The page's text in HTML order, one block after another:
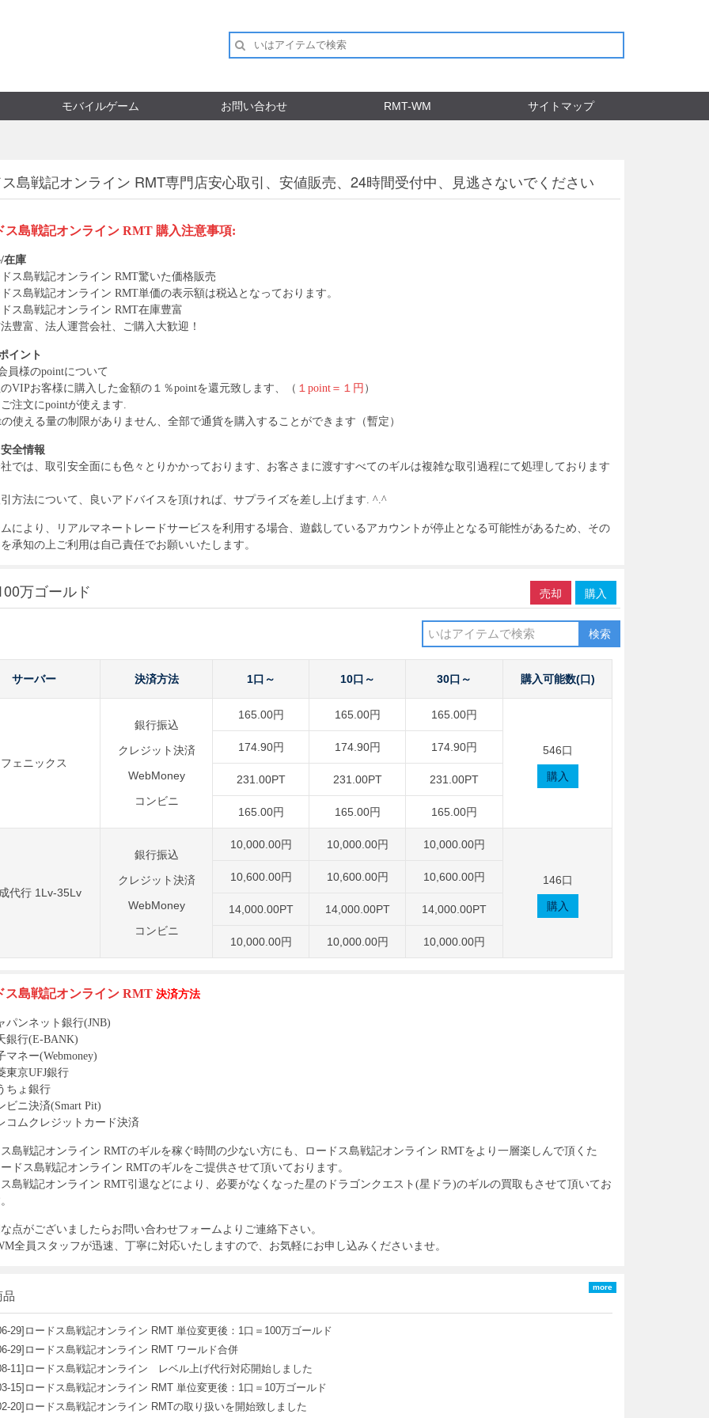
モバイルゲーム お問い合わせ RMT-WM サイトマップ
ス島戦記オンライン RMT専門店安心取引、安値販売、24時間受付中、見逃さないでください
ス島戦記オンライン RMT 購入注意事項:
庫
ス島戦記オンライン RMT驚いた価格販売
ス島戦記オンライン RMT単価の表示額は税込となっております。
ス島戦記オンライン RMT在庫豊富
豊富、法人運営会社、ご購入大歓迎！
イント
員様のpointについて
のVIPお客様に購入した金額の１％pointを還元致します、（ １point＝１円 ）
注文にpointが使えます.
の使える量の制限がありません、全部で通貨を購入することができます（暫定）
全情報
では、取引安全面にも色々とりかかっております、お客さまに渡すすべてのギルは複雑な取引過程にて処理しております
方法について、良いアドバイスを頂ければ、サプライズを差し上げます. ^.^
により、リアルマネートレードサービスを利用する場合、遊戯しているアカウントが停止となる可能性があるため、その
承知の上ご利用は自己責任でお願いいたします。
万ゴールド 購入
売却
検索
サーバー 決済方法 1口～ 10口～ 30口～ 購入可能数(口)
フェニックス
銀行振込
クレジット決済
WebMoney
コンビニ
165.00円 165.00円 165.00円
546口
購入
174.90円 174.90円 174.90円
231.00PT 231.00PT 231.00PT
165.00円 165.00円 165.00円
代行 1Lv-35Lv
銀行振込
クレジット決済
WebMoney
コンビニ
10,000.00円 10,000.00円 10,000.00円
146口
購入
10,600.00円 10,600.00円 10,600.00円
14,000.00PT 14,000.00PT 14,000.00PT
10,000.00円 10,000.00円 10,000.00円
ス島戦記オンライン RMT 決済方法
パンネット銀行(JNB)
銀行(E-BANK)
マネー(Webmoney)
東京UFJ銀行
ちょ銀行
ビニ決済(Smart Pit)
コムクレジットカード決済
島戦記オンライン RMTのギルを稼ぐ時間の少ない方にも、 ロードス島戦記オンライン RMTをより一層楽しんで頂くた
ードス島戦記オンライン RMTのギルをご提供させて頂いております。
島戦記オンライン RMT引退などにより、必要がなくなった星のドラゴンクエスト(星ドラ)のギルの買取もさせて頂いてお
点がございましたらお問い合わせフォームよりご連絡下さい。
全員スタッフが迅速、丁寧に対応いたしますので、お気軽にお申し込みくださいませ。
more
29] ロードス島戦記オンライン RMT 単位変更後：1口＝100万ゴールド
29] ロードス島戦記オンライン RMT ワールド合併
11] ロードス島戦記オンライン レベル上げ代行対応開始しました
15] ロードス島戦記オンライン RMT 単位変更後：1口＝10万ゴールド
20] ロードス島戦記オンライン RMTの取り扱いを開始致しました